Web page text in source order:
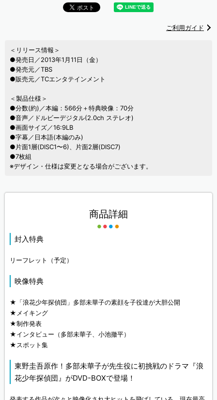
ご利用ガイド
＜リリース情報＞
●発売日／2013年1月11日（金）
●発売元／TBS
●販売元／TCエンタテインメント
＜製品仕様＞
●分数(約)／本編：566分＋特典映像：70分
●音声／ドルビーデジタル(2.0ch ステレオ)
●画面サイズ／16:9LB
●字幕／日本語(本編のみ)
●片面1層(DISC1〜6)、片面2層(DISC7)
●7枚組
※デザイン・仕様は変更となる場合がございます。
商品詳細
封入特典
リーフレット（予定）
映像特典
★「浪花少年探偵団」多部未華子の素顔を子役達が大胆公開
★メイキング
★制作発表
★インタビュー（多部未華子、小池撤平）
★スポット集
東野圭吾原作！多部未華子が先生役に初挑戦のドラマ『浪
花少年探偵団』がDVD-BOXで登場！